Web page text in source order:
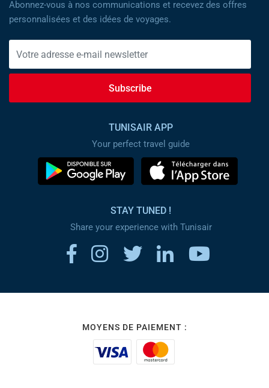
Abonnez-vous à nos communications et recevez des offres
personnalisées et des idées de voyages.
Subscribe
TUNISAIR APP
Your perfect travel guide
STAY TUNED !
Share your experience with Tunisair
MOYENS DE PAIEMENT :